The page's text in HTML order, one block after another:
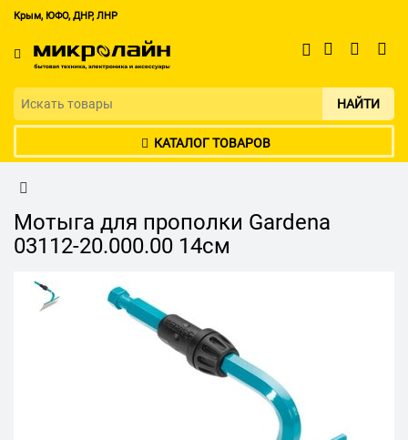
Крым, ЮФО, ДНР, ЛНР
НАЙТИ
КАТАЛОГ ТОВАРОВ
Мотыга для прополки Gardena
03112-20.000.00 14см